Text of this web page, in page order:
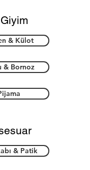
& Külot
& Bornoz
& Patik